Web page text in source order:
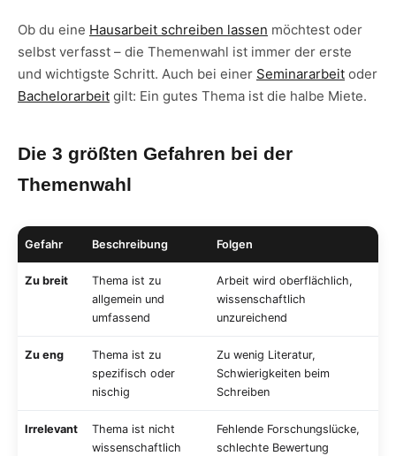
Ob du eine Hausarbeit schreiben lassen möchtest oder
selbst verfasst – die Themenwahl ist immer der erste
und wichtigste Schritt. Auch bei einer Seminararbeit oder
Bachelorarbeit gilt: Ein gutes Thema ist die halbe Miete.
Die 3 größten Gefahren bei der
Themenwahl
Gefahr Beschreibung Folgen
Zu breit
Thema ist zu
allgemein und
umfassend
Arbeit wird oberflächlich,
wissenschaftlich
unzureichend
Zu eng
Thema ist zu
spezifisch oder
nischig
Zu wenig Literatur,
Schwierigkeiten beim
Schreiben
Irrelevant
Thema ist nicht
wissenschaftlich
Fehlende Forschungslücke,
schlechte Bewertung